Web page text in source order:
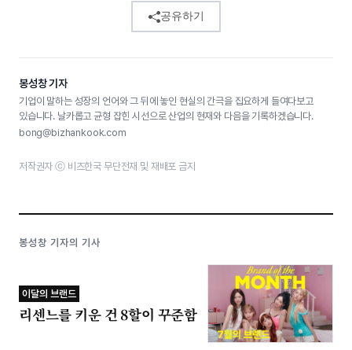
공유하기
봉성창 기자
기업이 말하는 성장의 언어와 그 뒤에 놓인 현실의 간극을 집요하게 들여다보고
있습니다. 날카롭고 균형 잡힌 시선으로 산업의 현재와 다음을 기록하겠습니다.
bong@bizhankook.com
저작권자 ⓒ 비즈한국 무단전재 및 재배포 금지
봉성창 기자의 기사
이달의 브랜드
리센느를 키운 건 8할이 꾸준함